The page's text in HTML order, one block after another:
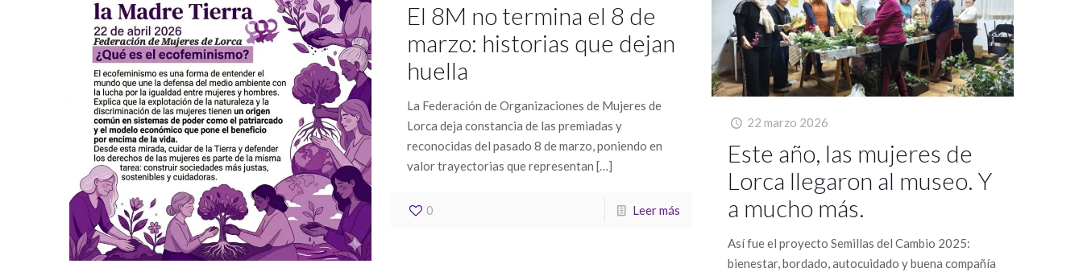
El 8M no termina el 8 de
marzo: historias que dejan
huella
La Federación de Organizaciones de Mujeres de
Lorca deja constancia de las premiadas y
reconocidas del pasado 8 de marzo, poniendo en
valor trayectorias que representan […]
0 Leer más
22 marzo 2026
Este año, las mujeres de
Lorca llegaron al museo. Y
a mucho más.
Así fue el proyecto Semillas del Cambio 2025:
bienestar, bordado, autocuidado y buena compañía
Últimas noticias
Acción Social “la Caixa” apoya a la Federación de
Mujeres de Lorca con una donación de 3.600 € para
impulsar el proyecto PUENTES
La Federación de Organizaciones de Mujeres de
Lorca recibe el Premio Elio 2026 junto a Agustín
Martínez, uno de los autores de Carmen Mola
El Certamen Rosalía Sala Vallejo premia cinco relatos
Enlaces legales
Política de cookies
Política de privacidad
Aviso Legal
Contacta con nostros
Si tienes cualquier duda y quieres ponerte en contacto
Calle Padre Azor, 4, CP30800 Lorca (Murcia)
info@fomlorca.org
646 39 44 34